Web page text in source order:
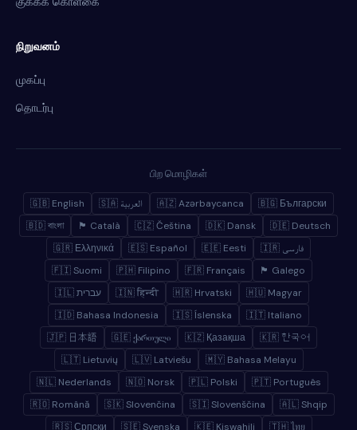
நிறுவனம்
முகப்பு
தொடர்பு
பிற மொழிகள்
🇬🇧 English 🇸🇦 العربية 🇦🇿 Azərbaycanca
🇧🇬 Български
🇧🇩 বাংলা
🏴 Català 🇨🇿 Čeština 🇩🇰 Dansk
🇩🇪 Deutsch
🇬🇷 Ελληνικά
🇪🇸 Español 🇪🇪 Eesti
🇮🇷 فارسی
🇫🇮 Suomi
🇵🇭 Filipino 🇫🇷 Français
🏴 Galego
🇮🇱 עברית
🇮🇳 हिन्दी 🇭🇷 Hrvatski
🇭🇺 Magyar
🇮🇩 Bahasa Indonesia
🇮🇸 Íslenska
🇮🇹 Italiano
🇯🇵 日本語
🇬🇪 ქართული 🇰🇿 Қазақша
🇰🇷 한국어
🇱🇹 Lietuvių
🇱🇻 Latviešu
🇲🇾 Bahasa Melayu
🇳🇱 Nederlands
🇳🇴 Norsk 🇵🇱 Polski
🇵🇹 Português
🇷🇴 Română
🇸🇰 Slovenčina 🇸🇮 Slovenščina
🇦🇱 Shqip
🇷🇸 Српски
🇸🇪 Svenska 🇰🇪 Kiswahili 🇹🇭 ไทย